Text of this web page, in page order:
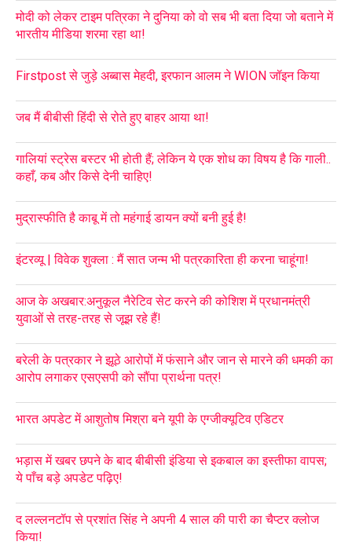
मोदी को लेकर टाइम पत्रिका ने दुनिया को वो सब भी बता दिया जो बताने में
भारतीय मीडिया शरमा रहा था!
Firstpost से जुड़े अब्बास मेहदी, इरफान आलम ने WION जॉइन किया
जब मैं बीबीसी हिंदी से रोते हुए बाहर आया था!
गालियां स्ट्रेस बस्टर भी होती हैं; लेकिन ये एक शोध का विषय है कि गाली..
कहाँ, कब और किसे देनी चाहिए!
मुद्रास्फीति है काबू में तो महंगाई डायन क्यों बनी हुई है!
इंटरव्यू | विवेक शुक्ला : मैं सात जन्म भी पत्रकारिता ही करना चाहूंगा!
आज के अखबार:अनुकूल नैरेटिव सेट करने की कोशिश में प्रधानमंत्री
युवाओं से तरह-तरह से जूझ रहे हैं!
बरेली के पत्रकार ने झूठे आरोपों में फंसाने और जान से मारने की धमकी का
आरोप लगाकर एसएसपी को सौंपा प्रार्थना पत्र!
भारत अपडेट में आशुतोष मिश्रा बने यूपी के एग्जीक्यूटिव एडिटर
भड़ास में खबर छपने के बाद बीबीसी इंडिया से इकबाल का इस्तीफा वापस;
ये पाँच बड़े अपडेट पढ़िए!
द लल्लनटॉप से प्रशांत सिंह ने अपनी 4 साल की पारी का चैप्टर क्लोज
किया!